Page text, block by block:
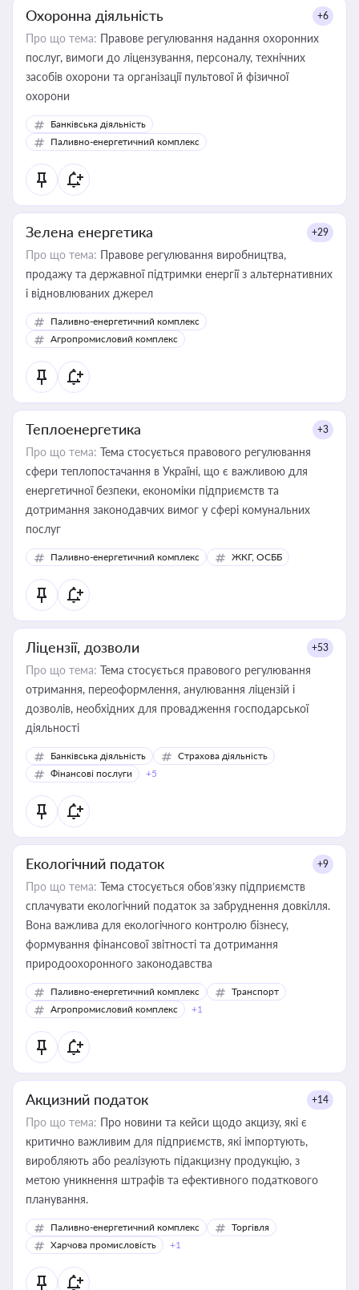
Охоронна діяльність +6
Про що тема: Правове регулювання надання охоронних
послуг, вимоги до ліцензування, персоналу, технічних
засобів охорони та організації пультової й фізичної
охорони
Банківська діяльність
Паливно-енергетичний комплекс
Зелена енергетика +29
Про що тема: Правове регулювання виробництва,
продажу та державної підтримки енергії з альтернативних
і відновлюваних джерел
Паливно-енергетичний комплекс
Агропромисловий комплекс
Теплоенергетика +3
Про що тема: Тема стосується правового регулювання
сфери теплопостачання в Україні, що є важливою для
енергетичної безпеки, економіки підприємств та
дотримання законодавчих вимог у сфері комунальних
послуг
Паливно-енергетичний комплекс ЖКГ, ОСББ
Ліцензії, дозволи +53
Про що тема: Тема стосується правового регулювання
отримання, переоформлення, анулювання ліцензій і
дозволів, необхідних для провадження господарської
діяльності
Банківська діяльність
Страхова діяльність
Фінансові послуги
+5
Екологічний податок +9
Про що тема: Тема стосується обов’язку підприємств
сплачувати екологічний податок за забруднення довкілля.
Вона важлива для екологічного контролю бізнесу,
формування фінансової звітності та дотримання
природоохоронного законодавства
Паливно-енергетичний комплекс
Транспорт
Агропромисловий комплекс
+1
Акцизний податок +14
Про що тема: Про новини та кейси щодо акцизу, які є
критично важливим для підприємств, які імпортують,
виробляють або реалізують підакцизну продукцію, з
метою уникнення штрафів та ефективного податкового
планування.
Паливно-енергетичний комплекс
Торгівля
Харчова промисловість
+1